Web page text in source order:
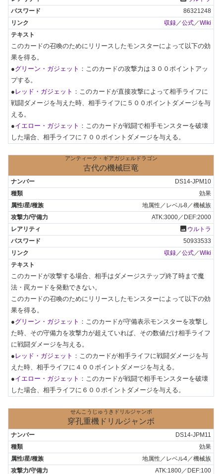
86321248
収録／公式／Wiki
このカードの召喚のためにリリースしたモンスターによって以下の効
果を得る。
●グリーン・ガジェット ：このカードの攻撃力は３００ポイントアッ
プする。
● レッド・ガジェット ：このカードが直接攻撃によって相手ライフに
戦闘ダメージを与えた時、相手ライフに５００ポイントダメージを与
える。
●イエロー・ガジェット ：このカードが戦闘で相手モンスターを破壊
した場合、相手ライフに７００ポイントダメージを与える。
アンティーク・ギアガジェルドラゴン
古代の機械巨竜
DS14-JPM10
効果
地属性／レベル8／機械族
ATK:3000／DEF:2000
photo ウルトラ
50933533
収録／公式／Wiki
このカードが攻撃する場合、相手はダメージステップ終了時まで魔
法・罠カードを発動できない。
このカードの召喚のためにリリースしたモンスターによって以下の効
果を得る。
●グリーン・ガジェット ：このカードが守備表示モンスターを攻撃し
た時、その守備力を攻撃力が超えていれば、その数値だけ相手ライフ
に戦闘ダメージを与える。
● レッド・ガジェット ：このカードが相手ライフに戦闘ダメージを与
えた時、相手ライフに４００ポイントダメージを与える。
●イエロー・ガジェット ：このカードが戦闘で相手モンスターを破壊
した場合、相手ライフに６００ポイントダメージを与える。
せんこうじゅうきドリルジャンボ
穿孔重機ドリルジャンボ
DS14-JPM11
効果
地属性／レベル4／機械族
ATK:1800／DEF:100